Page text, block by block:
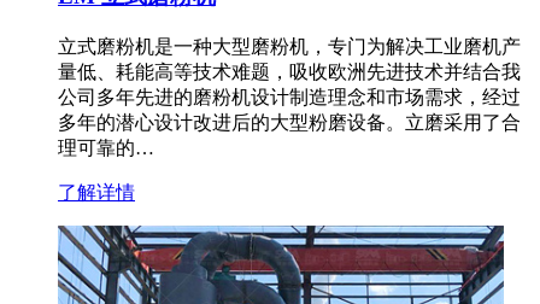
立式磨粉机是一种大型磨粉机，专门为解决工业磨机产
量低、耗能高等技术难题，吸收欧洲先进技术并结合我
公司多年先进的磨粉机设计制造理念和市场需求，经过
多年的潜心设计改进后的大型粉磨设备。立磨采用了合
理可靠的…
了解详情